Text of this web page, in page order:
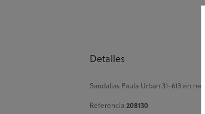
Detalles
Sandalias Paula Urban 31-613 en
Referencia208130